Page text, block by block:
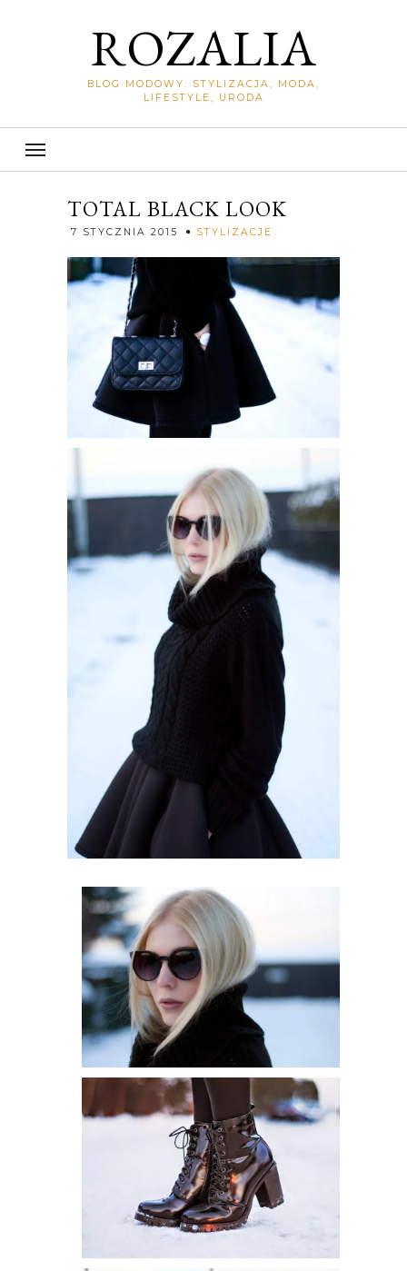
ROZALIA
BLOG MODOWY: STYLIZACJA, MODA,
LIFESTYLE, URODA
TOTAL BLACK LOOK
7 STYCZNIA 2015 STYLIZACJE